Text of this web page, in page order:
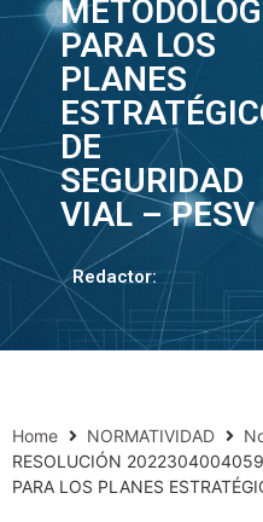
PARA LOS
PLANES
DE
SEGURIDAD
VIAL – PESV
Redactor:
Home NORMATIVIDAD
RESOLUCIÓN
PARA LOS PLANES